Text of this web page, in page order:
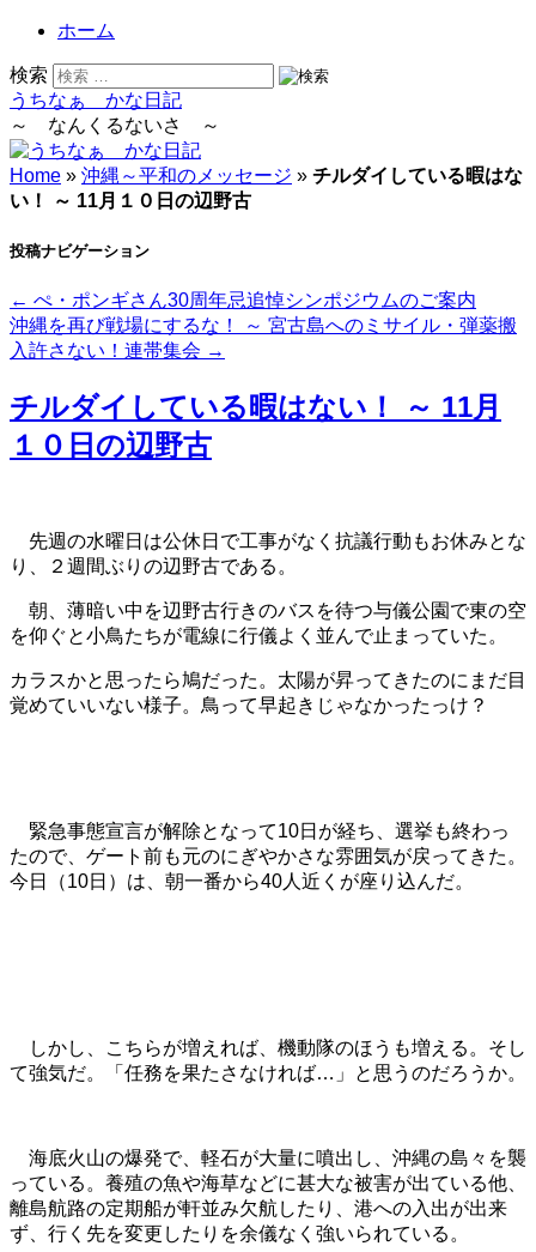
ホーム
検索
うちなぁ かな日記
～ なんくるないさ ～
Home » 沖縄～平和のメッセージ » チルダイしている暇はな
い！ ～ 11月１０日の辺野古
投稿ナビゲーション
← ぺ・ポンギさん30周年忌追悼シンポジウムのご案内
沖縄を再び戦場にするな！ ～ 宮古島へのミサイル・弾薬搬
入許さない！連帯集会 →
チルダイしている暇はない！ ～ 11月
１０日の辺野古
先週の水曜日は公休日で工事がなく抗議行動もお休みとな
り、２週間ぶりの辺野古である。
朝、薄暗い中を辺野古行きのバスを待つ与儀公園で東の空
を仰ぐと小鳥たちが電線に行儀よく並んで止まっていた。
カラスかと思ったら鳩だった。太陽が昇ってきたのにまだ目
覚めていいない様子。鳥って早起きじゃなかったっけ？
緊急事態宣言が解除となって10日が経ち、選挙も終わっ
たので、ゲート前も元のにぎやかさな雰囲気が戻ってきた。
今日（10日）は、朝一番から40人近くが座り込んだ。
しかし、こちらが増えれば、機動隊のほうも増える。そし
て強気だ。「任務を果たさなければ…」と思うのだろうか。
海底火山の爆発で、軽石が大量に噴出し、沖縄の島々を襲
っている。養殖の魚や海草などに甚大な被害が出ている他、
離島航路の定期船が軒並み欠航したり、港への入出が出来
ず、行く先を変更したりを余儀なく強いられている。